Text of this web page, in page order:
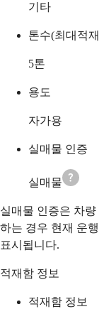
기타
톤수(최대적
5톤
용도
자가용
실매물 인증
실매물
실매물 인증은 차
하는 경우 현재 운
표시됩니다.
적재함 정보
적재함 정보